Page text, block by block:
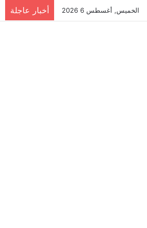
الخميس, أغسطس 6 2026 أخبار عاجلة